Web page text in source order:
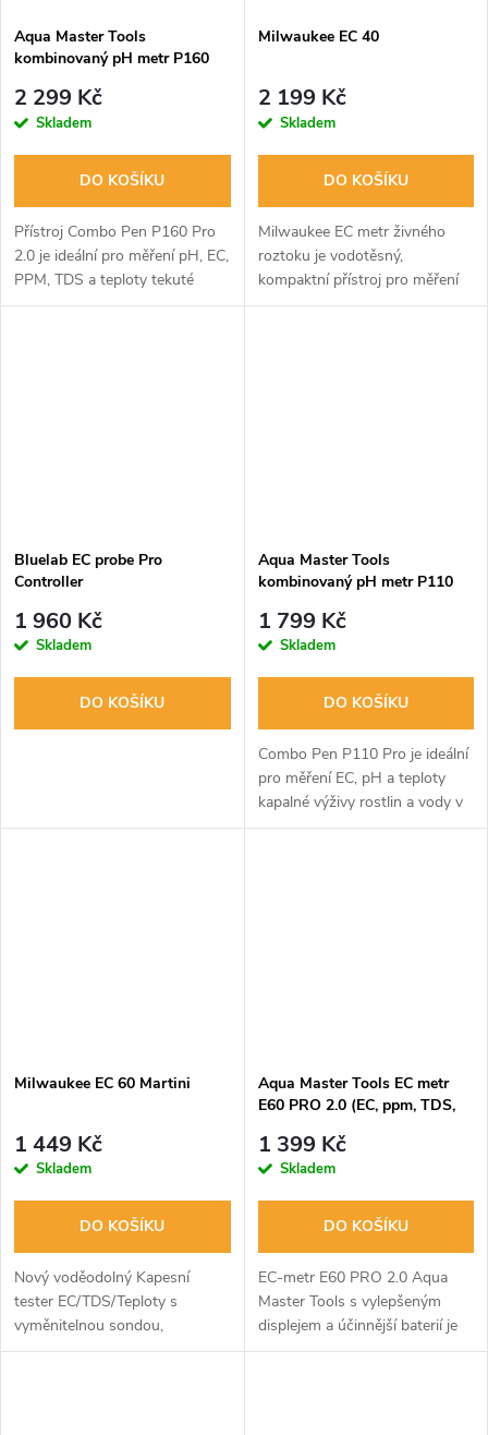
Aqua Master Tools
kombinovaný pH metr P160
Teplota)
2 299 Kč
Skladem
DO KOŠÍKU
Přístroj Combo Pen P160 Pro
2.0 je ideální pro měření pH, EC,
PPM, TDS a teploty tekuté
výživy rostlin a vody v
Milwaukee EC 40
2 199 Kč
Skladem
DO KOŠÍKU
Milwaukee EC metr živného
roztoku je vodotěsný,
kompaktní přístroj pro měření
EC, CF a PPM hodnot živného
Bluelab EC probe Pro
Controller
1 960 Kč
Skladem
DO KOŠÍKU
Aqua Master Tools
kombinovaný pH metr P110
1 799 Kč
Skladem
DO KOŠÍKU
Combo Pen P110 Pro je ideální
pro měření EC, pH a teploty
kapalné výživy rostlin a vody v
bazénech, vířivkách a jezírkách.
Milwaukee EC 60 Martini
1 449 Kč
Skladem
DO KOŠÍKU
Nový voděodolný Kapesní
tester EC/TDS/Teploty s
vyměnitelnou sondou,
automatickou kalibrací,
Aqua Master Tools EC metr
E60 PRO 2.0 (EC, ppm, TDS,
1 399 Kč
Skladem
DO KOŠÍKU
EC-metr E60 PRO 2.0 Aqua
Master Tools s vylepšeným
displejem a účinnější baterií je
ideální pro měření EC, TDS,